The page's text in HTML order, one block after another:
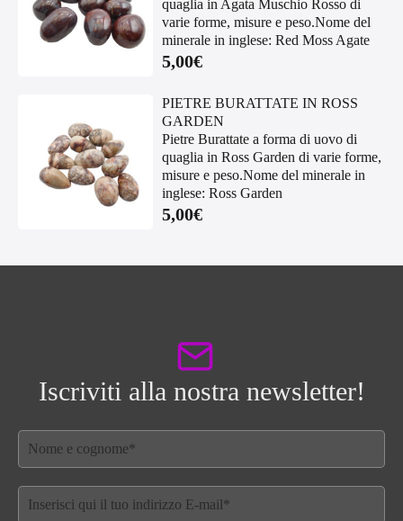
quaglia in Agata Muschio Rosso di
varie forme, misure e peso.Nome del
minerale in inglese: Red Moss Agate
5,00€
PIETRE BURATTATE IN ROSS
GARDEN
Pietre Burattate a forma di uovo di
quaglia in Ross Garden di varie forme,
misure e peso.Nome del minerale in
inglese: Ross Garden
5,00€
Iscriviti alla nostra newsletter!